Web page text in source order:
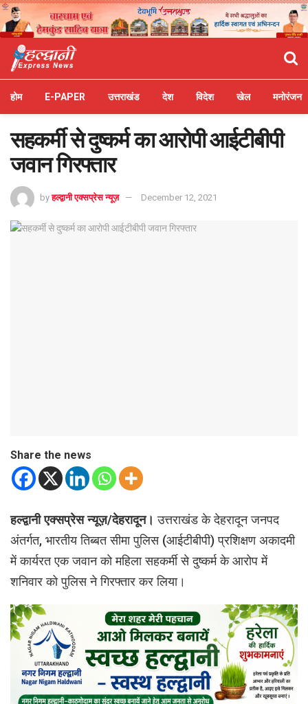
होम E-PAPER उत्तराखंड देश विदेश खेल मनोरंजन
सहकर्मी से दुष्कर्म का आरोपी आईटीबीपी
जवान गिरफ्तार
by हल्द्वानी एक्सप्रेस न्यूज़ December 12, 2021
Share the news
हल्द्वानी एक्सप्रेस न्यूज़/देहरादून। उत्तराखंड के देहरादून जनपद
अंतर्गत, भारतीय तिब्बत सीमा पुलिस (आईटीबीपी) प्रशिक्षण अकादमी
में कार्यरत एक जवान को महिला सहकर्मी से दुष्कर्म के आरोप में
शनिवार को पुलिस ने गिरफ्तार कर लिया।